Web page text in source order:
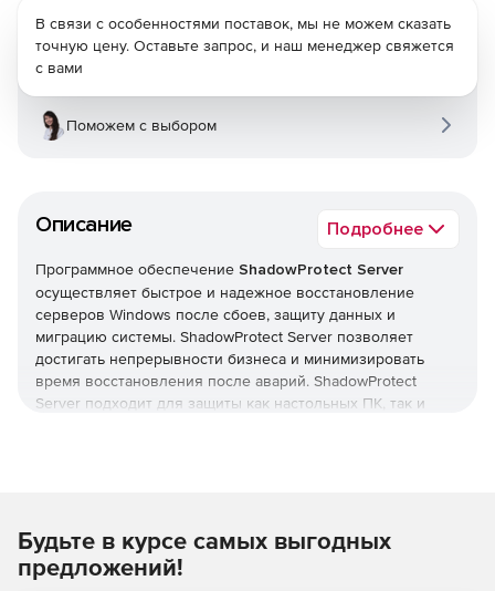
Описание Подробнее
Программное обеспечение ShadowProtect Server
осуществляет быстрое и надежное восстановление
серверов Windows после сбоев, защиту данных и
миграцию системы. ShadowProtect Server позволяет
достигать непрерывности бизнеса и минимизировать
время восстановления после аварий. ShadowProtect
Server подходит для защиты как настольных ПК, так и
их восстановлением. Администраторы могут
одновременно инсталлировать ShadowProtect Server на
все Windows-компьютеры сети. Кроме того, решение
В связи с особенностями поставок, мы не можем сказать
точную цену. Оставьте запрос, и наш менеджер свяжется
с вами
Поможем с выбором
Будьте в курсе самых выгодных
предложений!